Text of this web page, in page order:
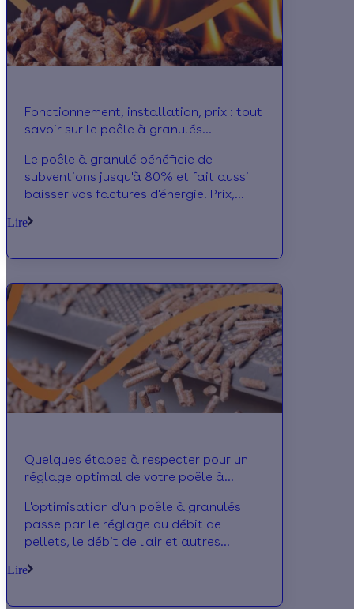
Fonctionnement, installation, prix : tout
savoir sur le poêle à granulés
Le poêle à granulé bénéficie de
subventions jusqu'à 80% et fait aussi
baisser vos factures d'énergie. Prix,
tout !
Lire
Quelques étapes à respecter pour un
réglage optimal de votre poêle à
L'optimisation d'un poêle à granulés
passe par le réglage du débit de
pellets, le débit de l'air et autres
vous dit tout !
Lire